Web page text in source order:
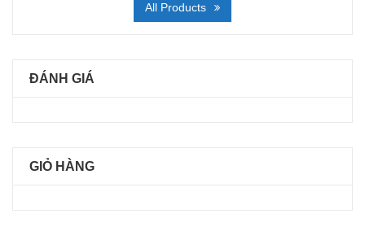
All Products
ĐÁNH GIÁ
GIỎ HÀNG